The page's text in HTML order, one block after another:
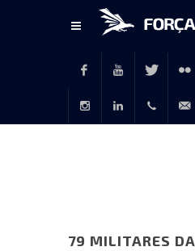
FacebookYoutubeTwitter Flickr
79 MILITARES DA